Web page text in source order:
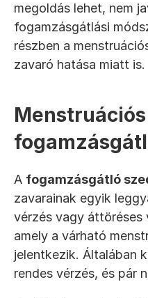
megoldás lehet, nem
fogamzásgátlási
részben a
zavaró hatása miatt is.
A fogamzásgátló
zavarainak egyik
vérzés vagy áttöréses
amely a várható
jelentkezik. Általában
rendes vérzés, és pár